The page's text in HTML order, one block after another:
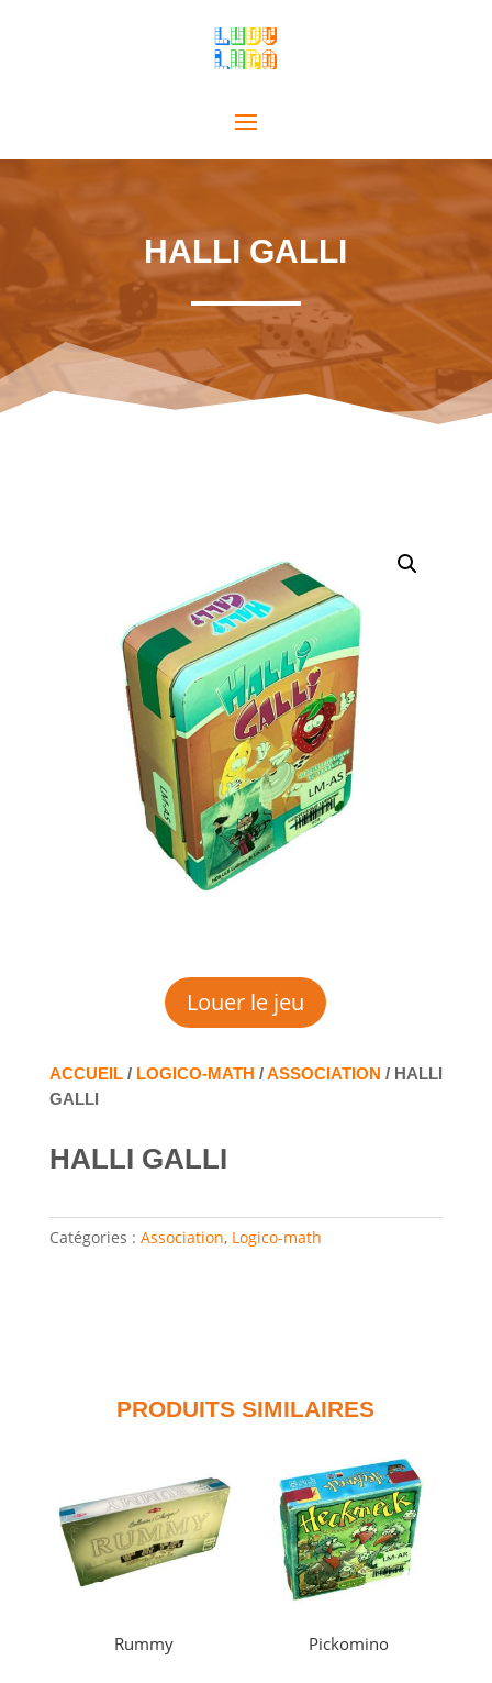
HALLI GALLI
Louer le jeu
ACCUEIL/ LOGICO-MATH /ASSOCIATION / HALLI
GALLI
HALLI GALLI
Catégories : Association, Logico-math
PRODUITS SIMILAIRES
Rummy Pickomino